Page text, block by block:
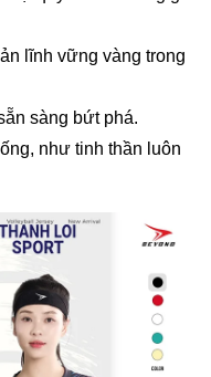
lĩnh vững vàng trong
sàng bứt phá.
như tinh thần luôn